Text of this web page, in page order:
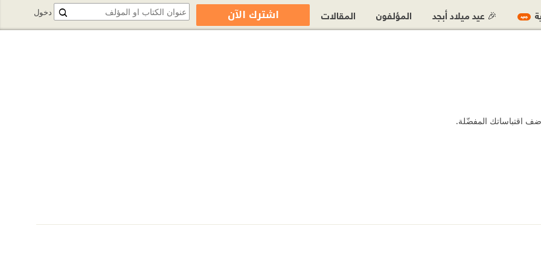
اقتباساتك المفضّلة.
https://
https://
دخول جديد 🎉 عيد ميلاد أبجد المؤلفون المقالات اشترك الآن